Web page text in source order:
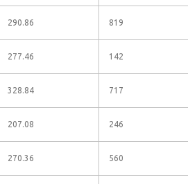
290.86 819
277.46 142
328.84 717
207.08 246
270.36 560